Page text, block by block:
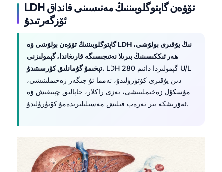
LDH تۆۋەن گاپتوگلوبىننىڭ مەنىسىنى قانداق
ئۆزگەرتىدۇ
گاپتوگلوبىننىڭ تۆۋەن بولۇشى ۋە LDH نىڭ يۇقىرى بولۇشى،
ھەر ئىككىسىنىڭ بىرىلا نەتىجىسىگە قارىغاندا، گېمولىزنى
تېخىمۇ گۇمانلىق كۆرسىتىدۇ. LDH گېمولىزدا دائىم 280 U/L
دىن يۇقىرى كۆتۈرۈلىدۇ، ئەمما ئۇ جىگەر زەخىملىنىشى،
مۇسكۇل زەخىملىنىشى، بەزى راكلار، جاپالىق چېنىقىش ۋە
ئەۋرىشكە بىر تەرەپ قىلىش مەسىلىلىرىدەمۇ كۆتۈرۈلىدۇ.